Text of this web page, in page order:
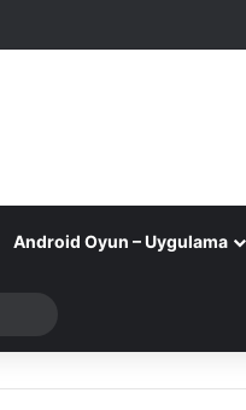
– Güncel 2025
Android Oyun – Uygulama
yap